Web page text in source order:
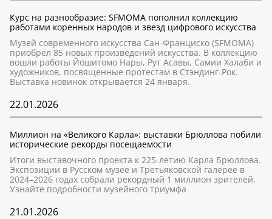
Курс на разнообразие: SFMOMA пополнил коллекцию
работами коренных народов и звезд цифрового искусства
Музей современного искусства Сан-Франциско (SFMOMA)
приобрел 85 новых произведений искусства. В коллекцию
вошли работы Йошитомо Нары, Рут Асавы, Самии Халаби и
художников, посвященные протестам в Стэндинг-Рок.
Выставка новинок открывается 24 января.
22.01.2026
Миллион на «Великого Карла»: выставки Брюллова побили
исторические рекорды посещаемости
Итоги выставочного проекта к 225-летию Карла Брюллова.
Экспозиции в Русском музее и Третьяковской галерее в
2024–2026 годах собрали рекордный 1 миллион зрителей.
Узнайте подробности музейного триумфа
21.01.2026